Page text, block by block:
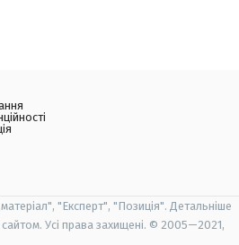
"Експерт", "Позиція". Детальніше
Усі права захищені. © 2005—2021,